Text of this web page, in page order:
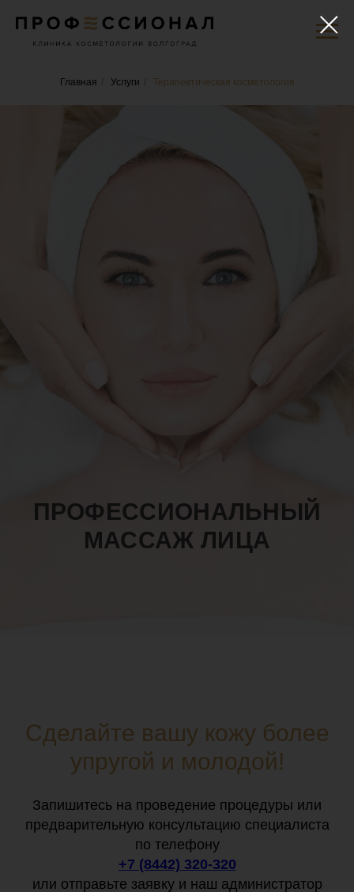
Главная Услуги Терапевтическая косметология
ПРОФЕССИОНАЛЬНЫЙ
МАССАЖ ЛИЦА
Сделайте вашу кожу более
упругой и молодой!
Запишитесь на проведение процедуры или
предварительную консультацию специалиста
по телефону
+7 (8442) 320-320
или отправьте заявку и наш администратор